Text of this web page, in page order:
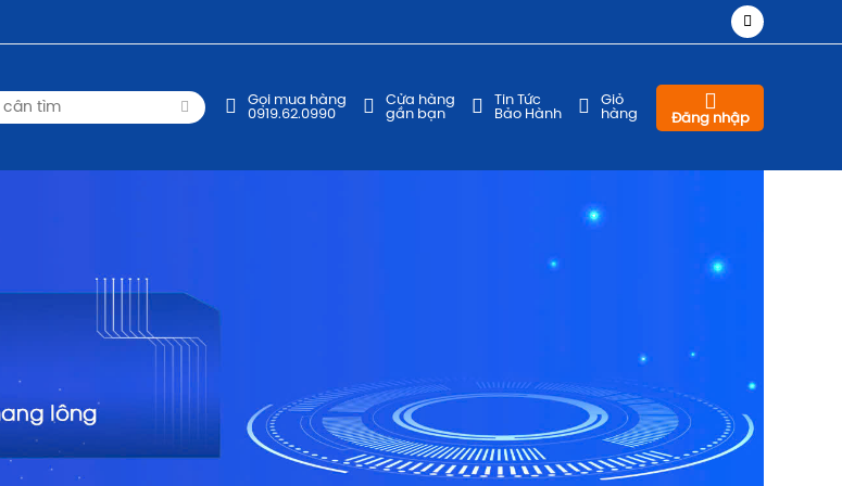
Gọi mua hàng
0919.62.0990
Cửa hàng
gần bạn
Tin Tức
Bảo Hành
Giỏ
hàng
Đăng nhập